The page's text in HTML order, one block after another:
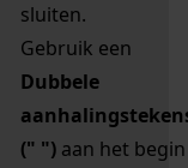
sluiten.
Gebruik een
Dubbele
(" ") aan het begin